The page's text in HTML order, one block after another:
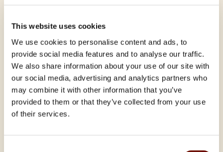
This website uses cookies
We use cookies to personalise content and ads, to
provide social media features and to analyse our traffic.
We also share information about your use of our site with
our social media, advertising and analytics partners who
may combine it with other information that you’ve
provided to them or that they’ve collected from your use
of their services.
tillhör Shafer Vineyards ett av de starkaste varumärkena för
Denna kväll bjuder på 6 viner med olika druvor från Shafers
portfölj av fantastiska viner. Provningen presenteras av vår
Sommelier Anders H Klevås, flerårig ambassadör för
amerikanska viner från Washington till Oregon och Kalifornien.
Anders säger: "Detta är en absolut superfavorit bland alla
producenter jag provat i mer än 30 års tid, varje klunk är en
fröjd och ett minne".